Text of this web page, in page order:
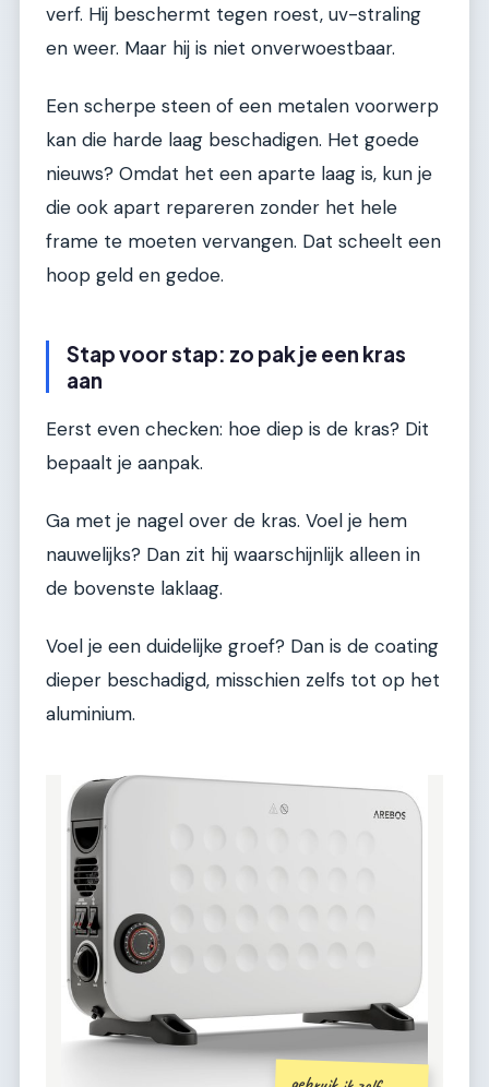
verf. Hij beschermt tegen roest, uv-straling
en weer. Maar hij is niet onverwoestbaar.
Een scherpe steen of een metalen voorwerp
kan die harde laag beschadigen. Het goede
nieuws? Omdat het een aparte laag is, kun je
die ook apart repareren zonder het hele
frame te moeten vervangen. Dat scheelt een
hoop geld en gedoe.
Stap voor stap: zo pak je een kras
aan
Eerst even checken: hoe diep is de kras? Dit
bepaalt je aanpak.
Ga met je nagel over de kras. Voel je hem
nauwelijks? Dan zit hij waarschijnlijk alleen in
de bovenste laklaag.
Voel je een duidelijke groef? Dan is de coating
dieper beschadigd, misschien zelfs tot op het
aluminium.